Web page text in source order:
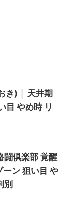
き) │ 天井期
目 やめ時 リ
闘倶楽部 覚醒
ーン 狙い目 や
別